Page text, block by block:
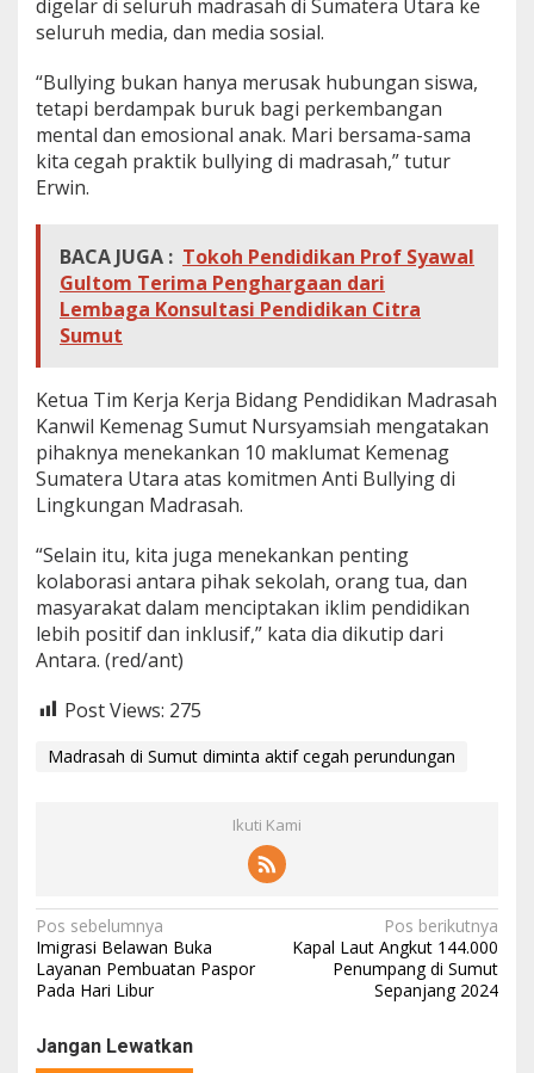
digelar di seluruh madrasah di Sumatera Utara ke
seluruh media, dan media sosial.
“Bullying bukan hanya merusak hubungan siswa,
tetapi berdampak buruk bagi perkembangan
mental dan emosional anak. Mari bersama-sama
kita cegah praktik bullying di madrasah,” tutur
Erwin.
BACA JUGA : Tokoh Pendidikan Prof Syawal
Gultom Terima Penghargaan dari
Lembaga Konsultasi Pendidikan Citra
Sumut
Ketua Tim Kerja Kerja Bidang Pendidikan Madrasah
Kanwil Kemenag Sumut Nursyamsiah mengatakan
pihaknya menekankan 10 maklumat Kemenag
Sumatera Utara atas komitmen Anti Bullying di
Lingkungan Madrasah.
“Selain itu, kita juga menekankan penting
kolaborasi antara pihak sekolah, orang tua, dan
masyarakat dalam menciptakan iklim pendidikan
lebih positif dan inklusif,” kata dia dikutip dari
Antara. (red/ant)
Post Views: 275
Madrasah di Sumut diminta aktif cegah perundungan
Ikuti Kami
N
a
v
i
Pos sebelumnya
Imigrasi Belawan Buka
Layanan Pembuatan Paspor
Pada Hari Libur
Pos berikutnya
Kapal Laut Angkut 144.000
Penumpang di Sumut
Sepanjang 2024
Jangan Lewatkan